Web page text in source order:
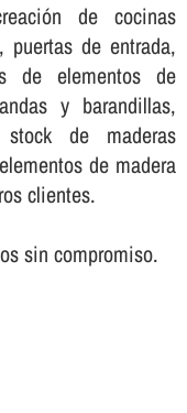
de cocinas
puertas de entrada,
de elementos de
y barandillas,
de maderas
de madera
clientes.
sin compromiso.